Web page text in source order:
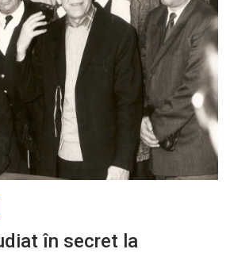
în secret la